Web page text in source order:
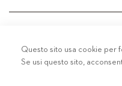
PRIVACY-
Questo sito usa cookie per
Se usi questo sito,